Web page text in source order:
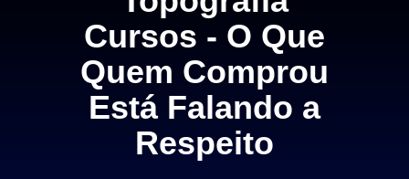
Cursos - O Que
Quem Comprou
Está Falando a
Respeito